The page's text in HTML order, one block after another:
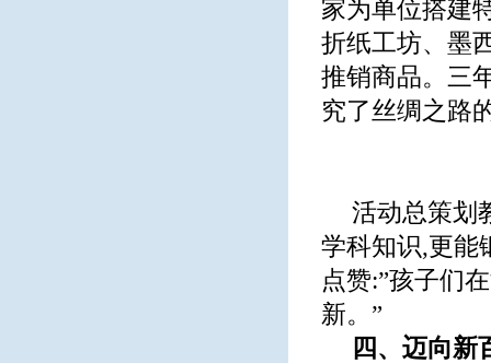
家为单位搭建
折纸工坊、墨
推销商品。三
究了丝绸之路
活动总策划
学科知识,更能
点赞:”孩子们
新。”
四、迈向新